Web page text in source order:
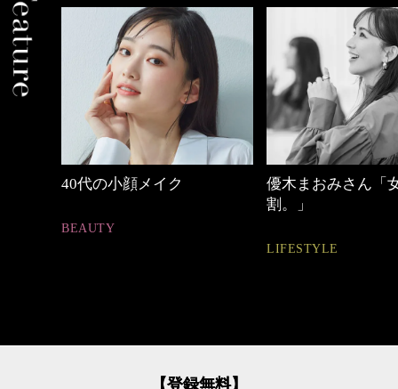
優木まおみさん「女の時間
心地よくいられる
とは
FASHION
【登録無料】